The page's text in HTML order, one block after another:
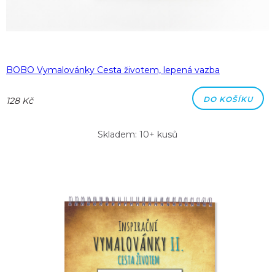
BOBO Vymalovánky Cesta životem, lepená vazba
128 Kč DO KOŠÍKU
Skladem: 10+ kusů